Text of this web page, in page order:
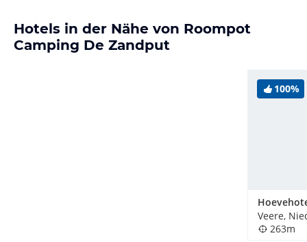
Hotels in der Nähe von Roompot
Camping De Zandput
100%
Veere,
263m